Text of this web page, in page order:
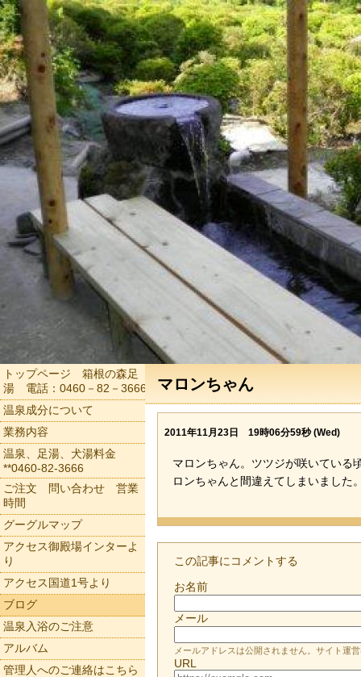
マロンちゃん
2011年11月23日 19時06分59秒 (Wed)
マロンちゃん。ツツジが咲いている
ロンちゃんと間違えてしまいました
この記事にコメントする
お名前
メール
メールアドレスは公開されません。サイト運
URL
トップページ 箱根の森足
湯 電話：0460－82－3666
温泉成分について
業務内容
温泉、足湯、犬湯料金
**0460-82-3666
ご注文 問い合わせ 営業
時間
グーグルマップ
アクセス御殿場インターよ
り
アクセス国道1号より
ブログ
温泉入浴のご注意
アルバム
管理人へのご連絡はこちら